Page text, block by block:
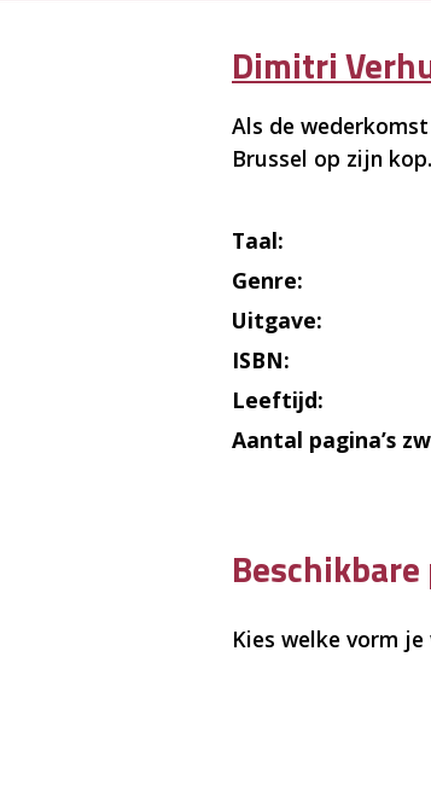
Dimitri
Als de
Brussel op zijn kop.
Taal:
Genre:
Uitgave:
ISBN:
Leeftijd:
Aantal pagina’s
Kies welke vorm